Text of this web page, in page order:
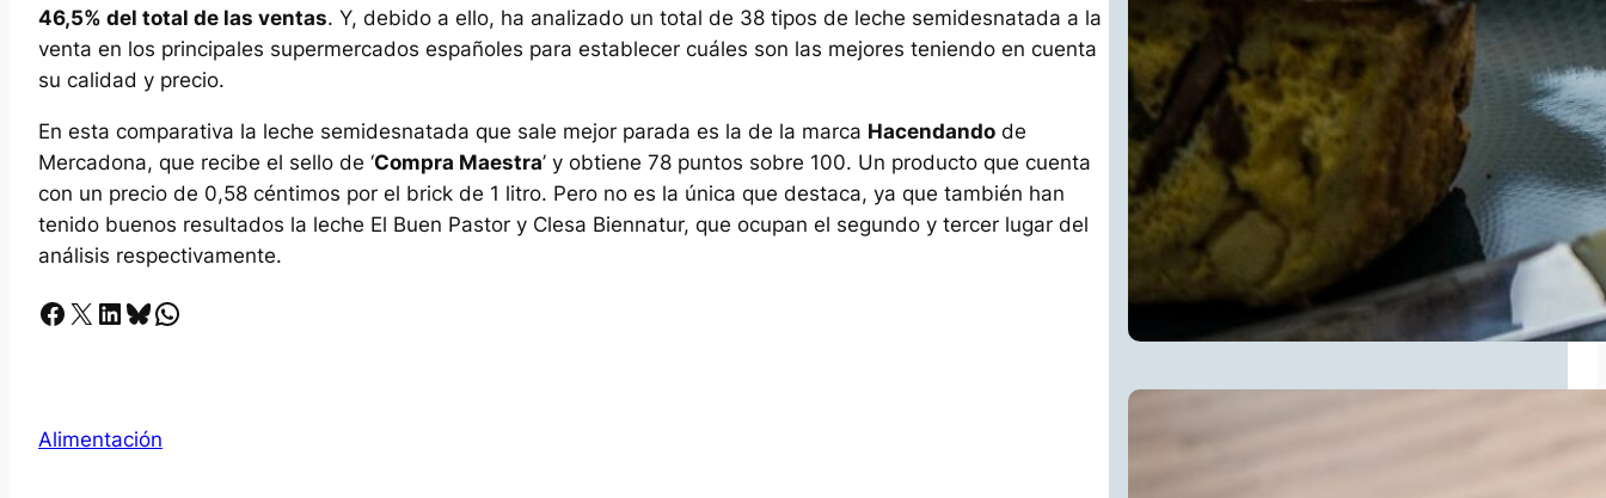
46,5% del total de las ventas. Y, debido a ello, ha analizado un total de 38 tipos de leche semidesnatada a la
venta en los principales supermercados españoles para establecer cuáles son las mejores teniendo en cuenta
su calidad y precio.
En esta comparativa la leche semidesnatada que sale mejor parada es la de la marca Hacendando de
Mercadona, que recibe el sello de ‘Compra Maestra’ y obtiene 78 puntos sobre 100. Un producto que cuenta
con un precio de 0,58 céntimos por el brick de 1 litro. Pero no es la única que destaca, ya que también han
tenido buenos resultados la leche El Buen Pastor y Clesa Biennatur, que ocupan el segundo y tercer lugar del
análisis respectivamente.
Facebook X LinkedIn Bluesky Whatsapp
Alimentación